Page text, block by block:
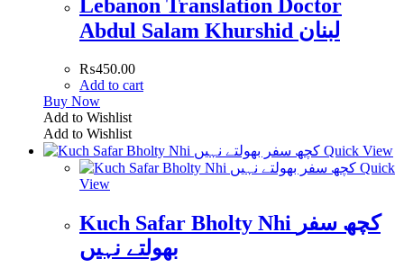
Lebanon Translation Doctor
Abdul Salam Khurshid لبنان
₨450.00
Add to cart
Buy Now
Add to Wishlist
Add to Wishlist
Quick View
Quick
View
Kuch Safar Bholty Nhi کچھ سفر
بھولتے نہیں